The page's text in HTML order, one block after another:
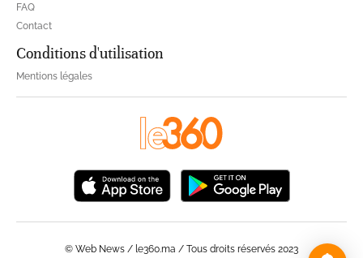
FAQ
Contact
Conditions d'utilisation
Mentions légales
© Web News / le360.ma / Tous droits réservés 2023